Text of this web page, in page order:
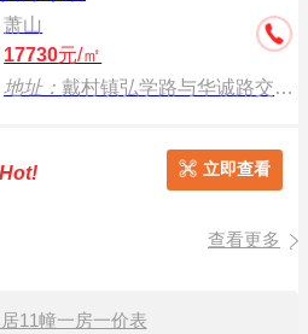
萧山
17730元/㎡
地址：戴村镇弘学路与华诚路交叉口
立即查看
查看更多
11幢一房一价表